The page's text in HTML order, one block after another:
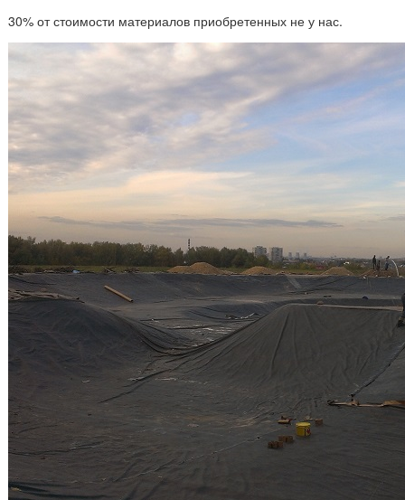
30% от стоимости материалов приобретенных не у нас.